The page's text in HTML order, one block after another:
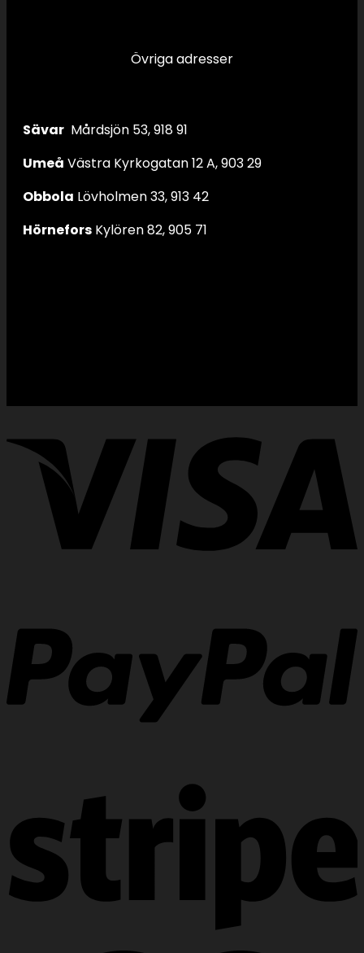
Övriga adresser
Sävar Mårdsjön 53, 918 91
Umeå Västra Kyrkogatan 12 A, 903 29
Obbola Lövholmen 33, 913 42
Hörnefors Kylören 82, 905 71